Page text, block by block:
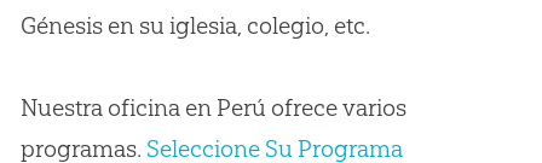
Génesis en su iglesia, colegio, etc.
Nuestra oficina en Perú ofrece varios
programas. Seleccione Su Programa